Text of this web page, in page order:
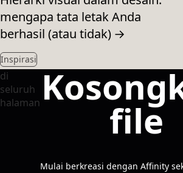
mengapa tata letak Anda
berhasil (atau tidak) →
Inspirasi
file
Mulai berkreasi dengan Affinity